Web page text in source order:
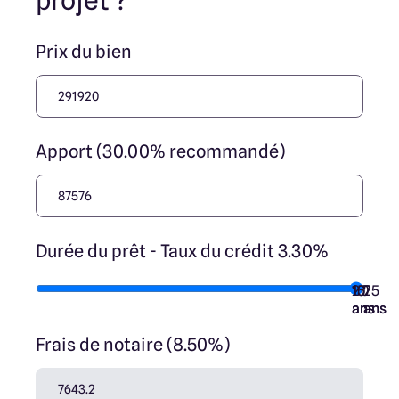
Prix du bien
Apport (30.00% recommandé)
Durée du prêt - Taux du crédit 3.30%
7
ans
10
ans
15
ans
20
ans
25
ans
Frais de notaire (8.50%)